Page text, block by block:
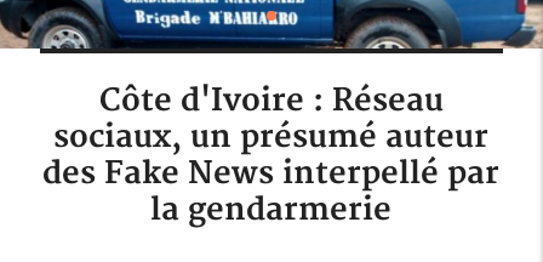
Côte d'Ivoire : Réseau
sociaux, un présumé auteur
des Fake News interpellé par
la gendarmerie